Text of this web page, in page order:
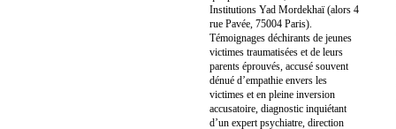
Institutions Yad Mordekhaï (alors 4
rue Pavée, 75004 Paris).
Témoignages déchirants de jeunes
victimes traumatisées et de leurs
parents éprouvés, accusé souvent
dénué d’empathie envers les
victimes et en pleine inversion
accusatoire, diagnostic inquiétant
d’un expert psychiatre, direction